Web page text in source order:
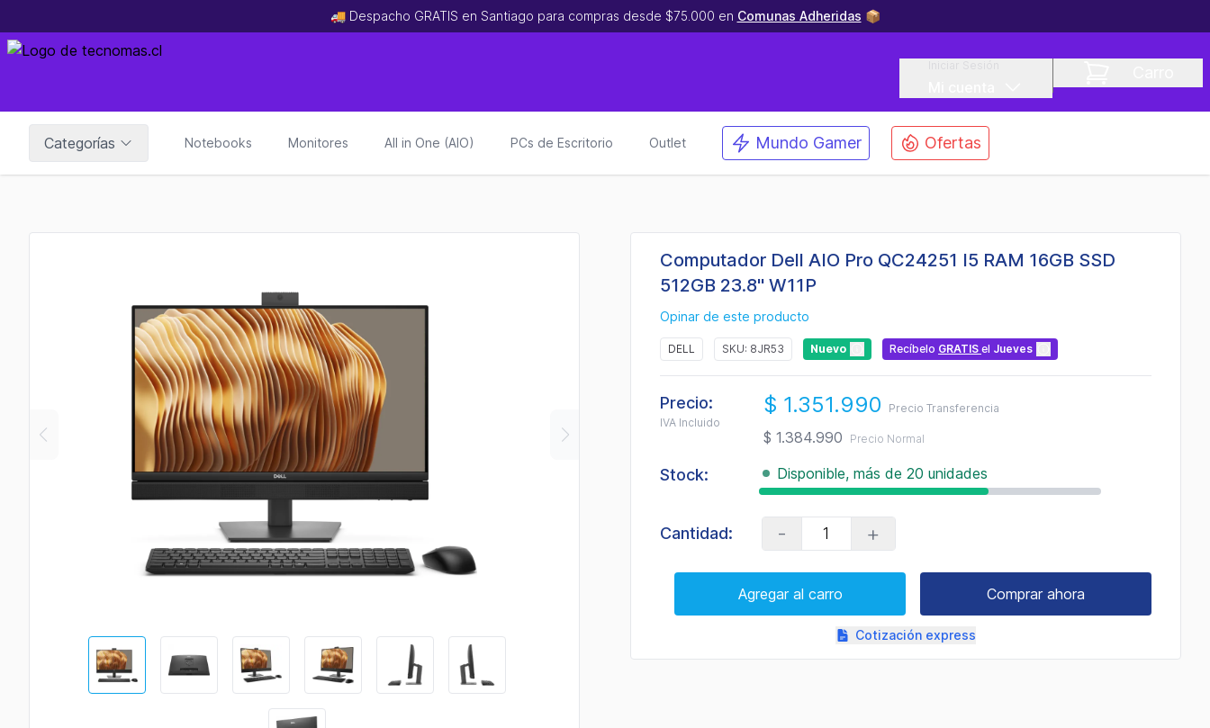
🚚 Despacho GRATIS en Santiago para compras desde $75.000 en Comunas Adheridas 📦
Categorías Notebooks Monitores All in One (AIO) PCs de Escritorio Outlet Mundo Gamer Ofertas
Computador Dell AIO Pro QC24251 I5 RAM 16GB SSD
512GB 23.8" W11P
Opinar de este producto
DELL SKU: 8JR53 Nuevo Recíbelo GRATIS el Jueves
Precio:
IVA Incluido
$ 1.351.990 Precio Transferencia
$ 1.384.990 Precio Normal
Stock: Disponible, más de 20 unidades
Cantidad: - +
Agregar al carro Comprar ahora
Cotización express